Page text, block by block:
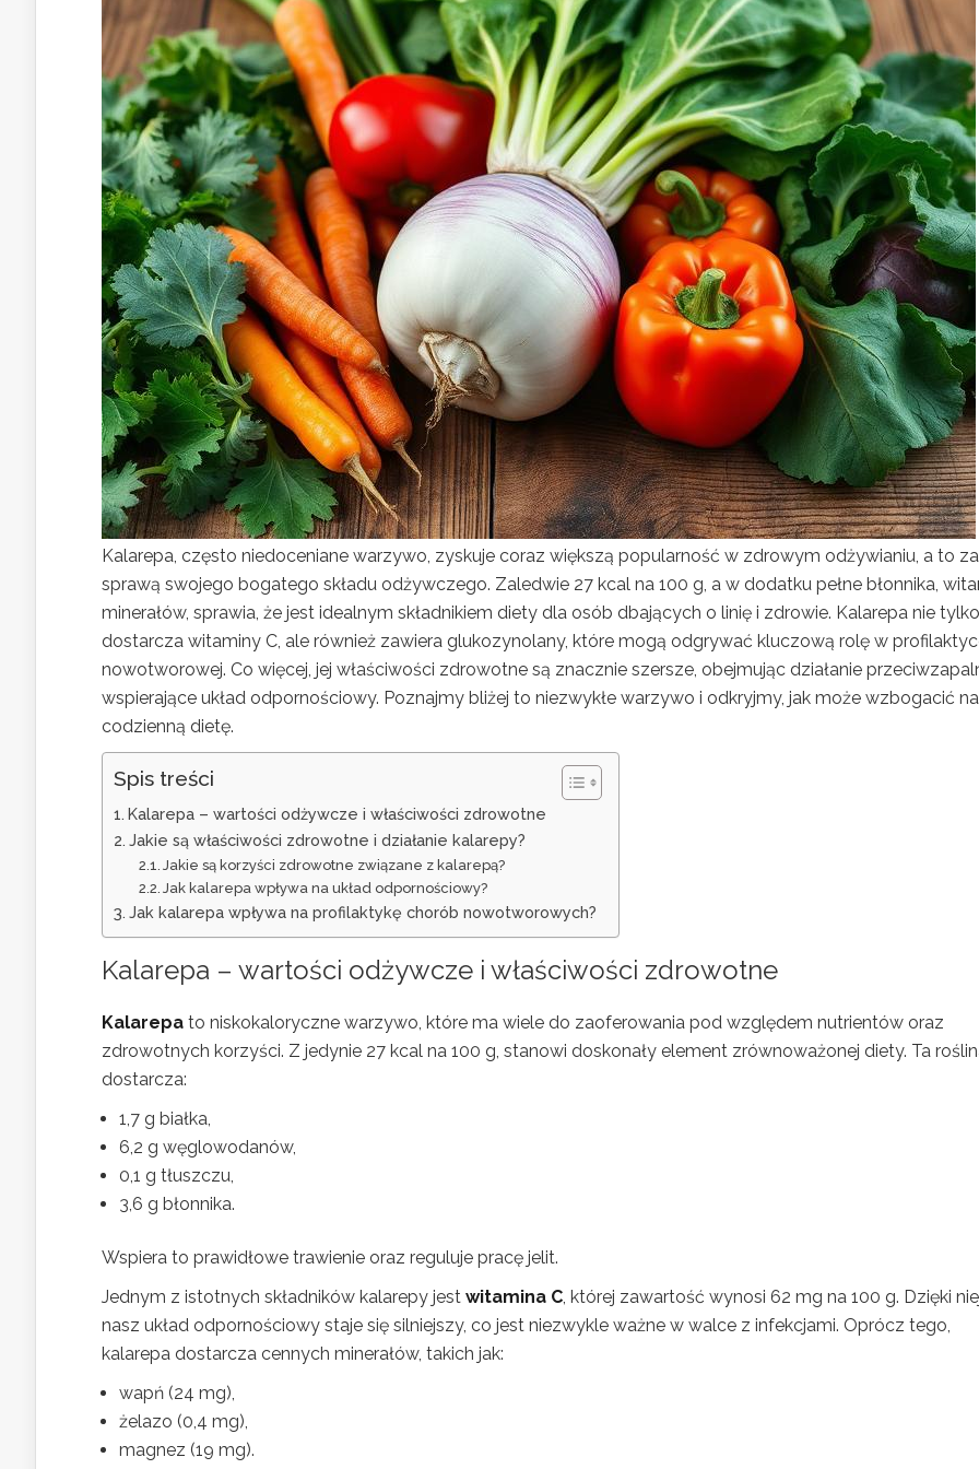
Kalarepa, często niedoceniane warzywo, zyskuje coraz większą popularność w zdrowym odżywianiu, a to za
sprawą swojego bogatego składu odżywczego. Zaledwie 27 kcal na 100 g, a w dodatku pełne błonnika,
minerałów, sprawia, że jest idealnym składnikiem diety dla osób dbających o linię i zdrowie. Kalarepa nie tylko
dostarcza witaminy C, ale również zawiera glukozynolany, które mogą odgrywać kluczową rolę w
nowotworowej. Co więcej, jej właściwości zdrowotne są znacznie szersze, obejmując działanie
wspierające układ odpornościowy. Poznajmy bliżej to niezwykłe warzywo i odkryjmy, jak może wzbogacić
codzienną dietę.
Spis treści
Kalarepa – wartości odżywcze i właściwości zdrowotne
Jakie są właściwości zdrowotne i działanie kalarepy?
Jakie są korzyści zdrowotne związane z kalarepą?
Jak kalarepa wpływa na układ odpornościowy?
Jak kalarepa wpływa na profilaktykę chorób nowotworowych?
Kalarepa – wartości odżywcze i właściwości zdrowotne
Kalarepa to niskokaloryczne warzywo, które ma wiele do zaoferowania pod względem nutrientów oraz
zdrowotnych korzyści. Z jedynie 27 kcal na 100 g, stanowi doskonały element zrównoważonej diety. Ta
dostarcza:
1,7 g białka,
6,2 g węglowodanów,
0,1 g tłuszczu,
3,6 g błonnika.
Wspiera to prawidłowe trawienie oraz reguluje pracę jelit.
Jednym z istotnych składników kalarepy jest witamina C, której zawartość wynosi 62 mg na 100 g. Dzięki
nasz układ odpornościowy staje się silniejszy, co jest niezwykle ważne w walce z infekcjami. Oprócz tego,
kalarepa dostarcza cennych minerałów, takich jak:
wapń (24 mg),
żelazo (0,4 mg),
magnez (19 mg).